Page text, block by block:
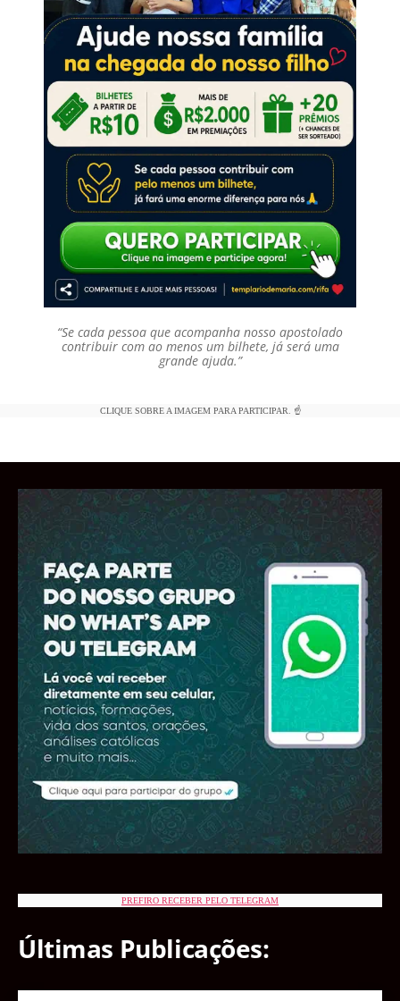
“Se cada pessoa que acompanha nosso apostolado
contribuir com ao menos um bilhete, já será uma
grande ajuda.”
CLIQUE SOBRE A IMAGEM PARA PARTICIPAR. ☝️
PREFIRO RECEBER PELO TELEGRAM
Últimas Publicações: